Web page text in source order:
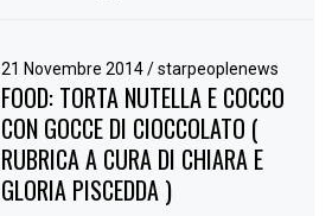
21 Novembre 2014/ starpeoplenews
FOOD: TORTA NUTELLA E COCCO
CON GOCCE DI CIOCCOLATO (
RUBRICA A CURA DI CHIARA E
GLORIA PISCEDDA )